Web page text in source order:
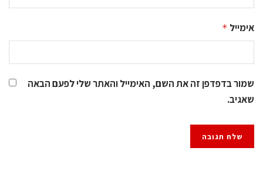
אימייל *
שמור בדפדפן זה את השם, האימייל והאתר שלי לפעם הבאה
שאגיב.